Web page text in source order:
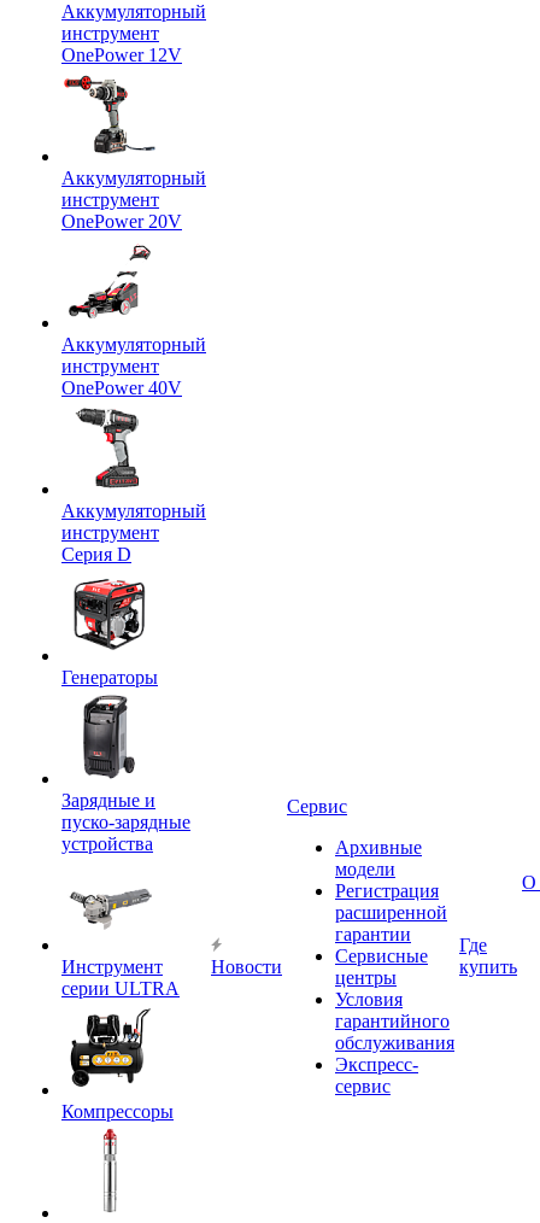
Аккумуляторный
инструмент
OnePower 12V
Аккумуляторный
инструмент
OnePower 20V
Аккумуляторный
инструмент
OnePower 40V
Аккумуляторный
инструмент
Серия D
Генераторы
Зарядные и
пуско-зарядные
устройства
Инструмент
серии ULTRA
Компрессоры
Новости
Сервис
Архивные
модели
Регистрация
расширенной
гарантии
Сервисные
центры
Условия
гарантийного
обслуживания
Экспресс-
сервис
Где
купить
О